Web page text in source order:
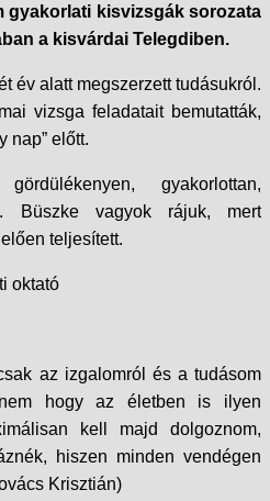
gyakorlati kisvizsgák sorozata
a kisvárdai Telegdiben.
év alatt megszerzett tudásukról.
vizsga feladatait bemutatták,
nap” előtt.
gyakorlottan,
Büszke vagyok rájuk, mert
teljesített.
oktató
az izgalomról és a tudásom
hogy az életben is ilyen
kell majd dolgoznom,
hiszen minden vendégen
Krisztián)